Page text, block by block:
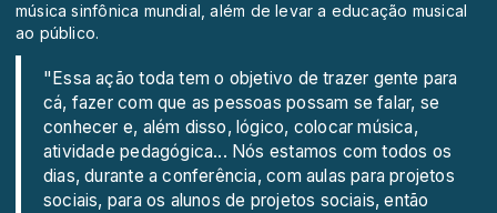
música sinfônica mundial, além de levar a educação musical
ao público.
"Essa ação toda tem o objetivo de trazer gente para
cá, fazer com que as pessoas possam se falar, se
conhecer e, além disso, lógico, colocar música,
atividade pedagógica... Nós estamos com todos os
dias, durante a conferência, com aulas para projetos
sociais, para os alunos de projetos sociais, então